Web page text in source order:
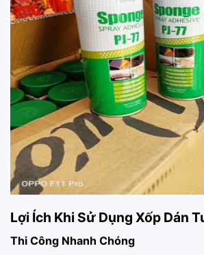
Lợi Ích Khi Sử Dụng Xốp Dán
Thi Công Nhanh Chóng